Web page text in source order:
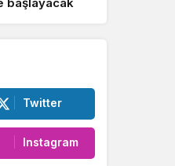
Twitter
Instagram